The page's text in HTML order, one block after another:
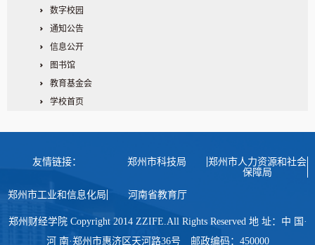
数字校园
通知公告
信息公开
图书馆
教育基金会
学校首页
友情链接： 郑州市科技局
郑州市人力资源和社会
保障局
郑州市工业和信息化局 河南省教育厅
郑州财经学院 Copyright 2014 ZZIFE.All Rights Reserved 地 址：中 国·
河 南·郑州市惠济区天河路36号 邮政编码：450000